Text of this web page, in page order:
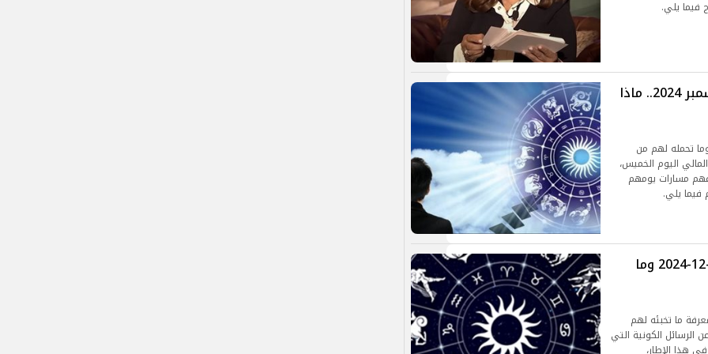
فيما يلي.
توقعات الأبراج اليوم الخميس 19 ديسمبر 2024.. ماذا
تحمله لهم من
اليوم الخميس،
مسارات يومهم
فيما يلي.
توقعات الأبراج.. حظك اليوم السبت 7-12-2024 وما
ما تخبئه لهم
الكونية التي
هذا الإطار،